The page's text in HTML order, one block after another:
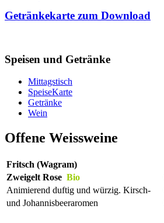
Getränkekarte zum Download
Speisen und Getränke
Mittagstisch
SpeiseKarte
Getränke
Wein
Offene Weissweine
Fritsch (Wagram)
Zweigelt Rose Bio
Animierend duftig und würzig. Kirsch-
und Johannisbeeraromen